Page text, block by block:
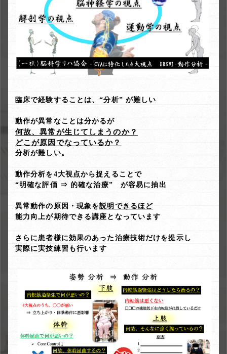
臨床で経験することは、“分析” が難しい
動作が異常なことは分かるが
何故、異常が生じてしまうのか？
どこが原因でなっているか？
分析が難しい。
動作分析を4大視点から捉えることで
“明確な評価 ⇒ 的確な治療” が容易に抽出
異常動作の原因・現象を説明できるほど
能力向上が期待できる講座となっています
さらに患者様に効果のあった治療技術だけを提示し
実際に実技練習も行います